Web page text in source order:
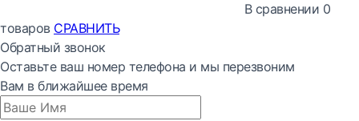
В сравнении 0
товаров СРАВНИТЬ
Обратный звонок
Оставьте ваш номер телефона и мы перезвоним
Вам в ближайшее время